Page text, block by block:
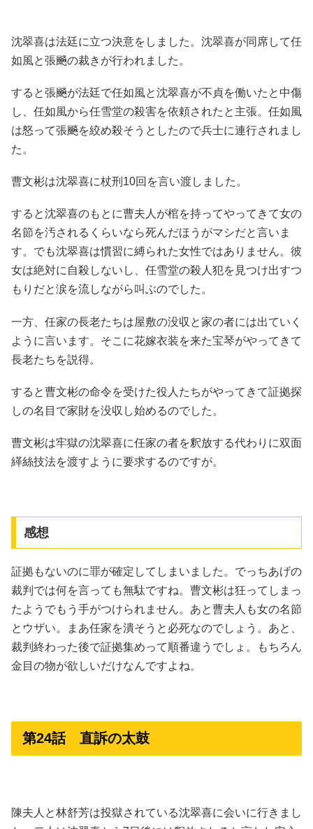
沈翠喜は法廷に立つ決意をしました。沈翠喜が同席して任
如風と張飈の裁きが行われました。
すると張飈が法廷で任如風と沈翠喜が不貞を働いたと中傷
し、任如風から任雪堂の殺害を依頼されたと主張。任如風
は怒って張飈を絞め殺そうとしたので兵士に連行されまし
た。
曹文彬は沈翠喜に杖刑10回を言い渡しました。
すると沈翠喜のもとに曹夫人が棺を持ってやってきて女の
名節を汚されるくらいなら死んだほうがマシだと言いま
す。でも沈翠喜は慣習に縛られた女性ではありません。彼
女は絶対に自殺しないし、任雪堂の殺人犯を見つけ出すつ
もりだと涙を流しながら叫ぶのでした。
一方、任家の長老たちは屋敷の没収と家の者には出ていく
ように言います。そこに花嫁衣装を来た宝琴がやってきて
長老たちを説得。
すると曹文彬の命令を受けた役人たちがやってきて証拠探
しの名目で家財を没収し始めるのでした。
曹文彬は牢獄の沈翠喜に任家の者を釈放する代わりに双面
緙絲技法を渡すように要求するのですが。
感想
証拠もないのに罪が確定してしまいました。でっちあげの
裁判では何を言っても無駄ですね。曹文彬は狂ってしまっ
たようでもう手がつけられません。あと曹夫人も女の名節
とウザい。まあ任家を潰そうと必死なのでしょう。あと、
裁判終わった後で証拠集めって順番違うでしょ。もちろん
金目の物が欲しいだけなんですよね。
第24話 直訴の太鼓
陳夫人と林舒芳は投獄されている沈翠喜に会いに行きまし